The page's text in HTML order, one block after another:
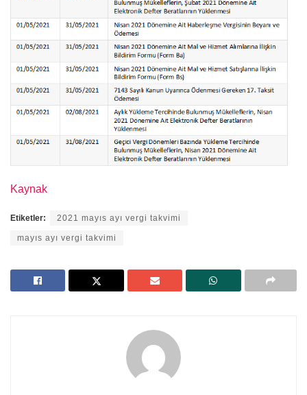
Kaynak
Etiketler: 2021 mayıs ayı vergi takvimi
mayıs ayı vergi takvimi